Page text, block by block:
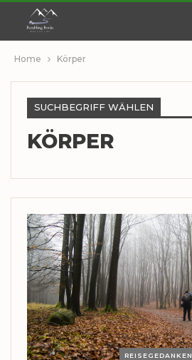
Home Körper
SUCHBEGRIFF WÄHLEN
KÖRPER
REISEGEDANKEN